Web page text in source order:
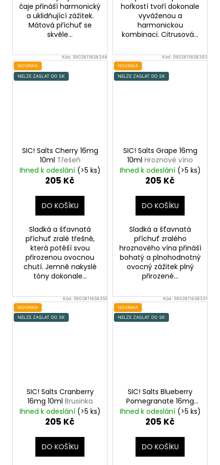
čaje přináší harmonický
a uklidňující zážitek.
Mátová příchuť se
skvěle...
hořkostí tvoří dokonale
vyváženou a
harmonickou
kombinaci. Citrusová...
Kód: 5902811658348
NOVINKA
NELZE ZASLAT DO SK
SIC! Salts Cherry 16mg
10ml Třešeň
Ihned k odeslání (>5 ks)
205 Kč
DO KOŠÍKU
Sladká a šťavnatá
příchuť zralé třešně,
která potěší svou
přirozenou ovocnou
chutí. Jemně nakyslé
tóny dokonale...
Kód: 5902811658393
NOVINKA
NELZE ZASLAT DO SK
SIC! Salts Grape 16mg
10ml Hroznové víno
Ihned k odeslání (>5 ks)
205 Kč
DO KOŠÍKU
Sladká a šťavnatá
příchuť zralého
hroznového vína přináší
bohatý a plnohodnotný
ovocný zážitek plný
přirozené...
Kód:5902811658355
NOVINKA
NELZE ZASLAT DO SK
SIC! Salts Cranberry
16mg 10ml Brusinka
Ihned k odeslání (>5 ks)
205 Kč
DO KOŠÍKU
Kód:5902811658331
NOVINKA
NELZE ZASLAT DO SK
SIC! Salts Blueberry
Pomegranate 16mg
10mlBorůvka a
granátové jablko
Ihned k odeslání (>5 ks)
205 Kč
DO KOŠÍKU